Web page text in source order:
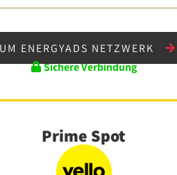
ENERGYADS NETZWERK
Sichere Verbindung
Prime Spot